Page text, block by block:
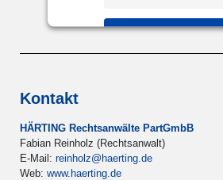
Akzeptieren
Kontakt
HÄRTING Rechtsanwälte PartGmbB
Fabian Reinholz (Rechtsanwalt)
E-Mail: reinholz@haerting.de
Web: www.haerting.de